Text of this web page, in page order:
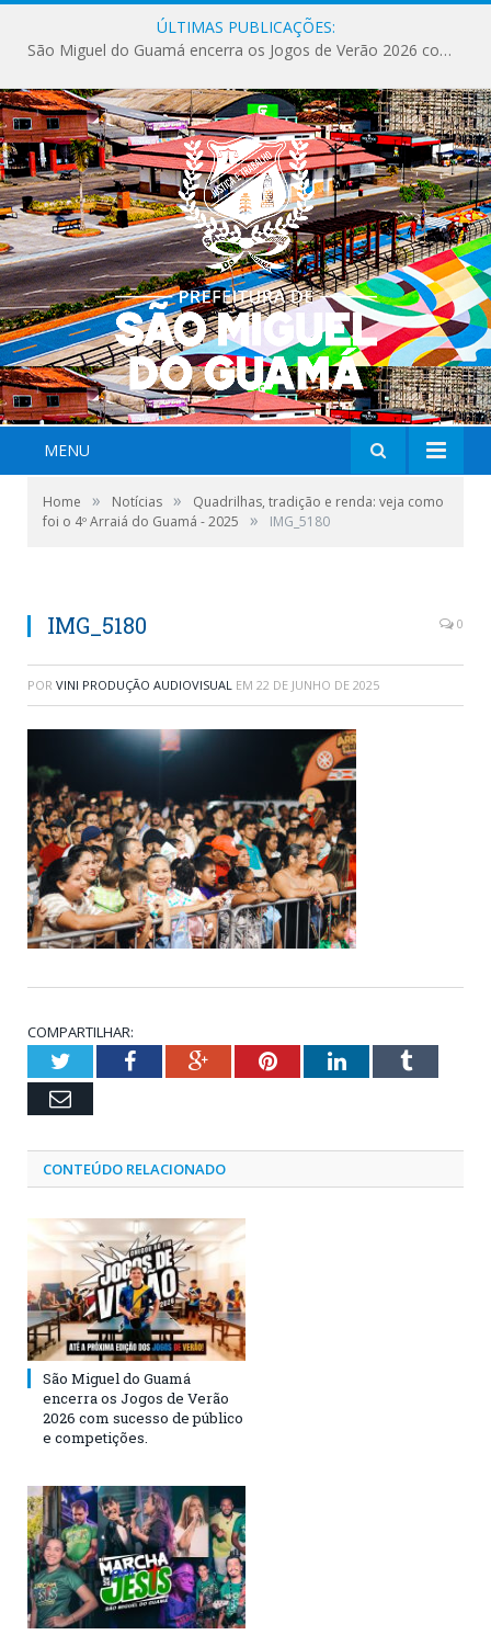
ÚLTIMAS PUBLICAÇÕES:
São Miguel do Guamá encerra os Jogos de Verão 2026 com sucesso de público e competições.
MENU
Home » Notícias »
Quadrilhas, tradição e renda: veja como
foi o 4º Arraiá do Guamá - 2025
» IMG_5180
IMG_5180 0
POR VINI PRODUÇÃO AUDIOVISUAL EM 22 DE JUNHO DE 2025
COMPARTILHAR:
TwitterFacebookGoogle+PinterestLinkedInTumblr
Email
CONTEÚDO RELACIONADO
São Miguel do Guamá
encerra os Jogos de Verão
2026 com sucesso de público
e competições.